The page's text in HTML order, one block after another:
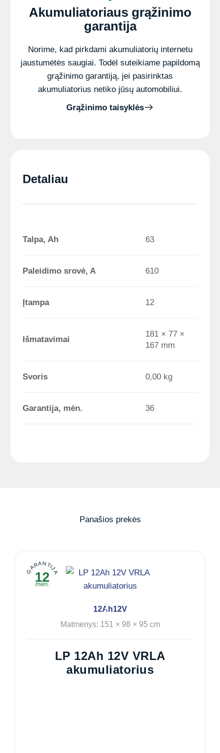
Akumuliatoriaus grąžinimo
garantija
Norime, kad pirkdami akumuliatorių internetu
jaustumėtės saugiai. Todėl suteikiame papildomą
grąžinimo garantiją, jei pasirinktas
akumuliatorius netiko jūsų automobiliui.
Grąžinimo taisyklės
Detaliau
Talpa, Ah 63
Paleidimo srovė, A 610
Įtampa 12
Išmatavimai
181 × 77 ×
167 mm
Svoris 0,00 kg
Garantija, mėn. 36
Panašios prekės
GARANTIJA
12
mėn.
12Ah12V
Matmenys: 151 × 98 × 95 cm
LP 12Ah 12V VRLA
akumuliatorius